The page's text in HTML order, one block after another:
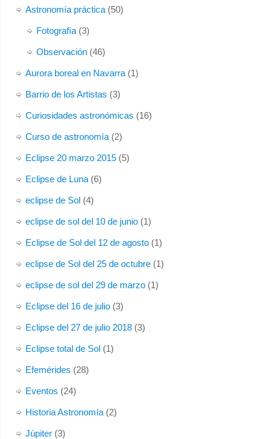
Astronomía práctica(50)
Fotografía(3)
Observación(46)
Aurora boreal en Navarra(1)
Barrio de los Artistas (3)
Curiosidades astronómicas (16)
Curso de astronomía(2)
Eclipse 20 marzo 2015(5)
Eclipse de Luna(6)
eclipse de Sol(4)
eclipse de sol del 10 de junio(1)
Eclipse de Sol del 12 de agosto(1)
eclipse de Sol del 25 de octubre(1)
eclipse de sol del 29 de marzo(1)
Eclipse del 16 de julio(3)
Eclipse del 27 de julio 2018(3)
Eclipse total de Sol(1)
Efemérides (28)
Eventos (24)
Historia Astronomía(2)
Júpiter(3)